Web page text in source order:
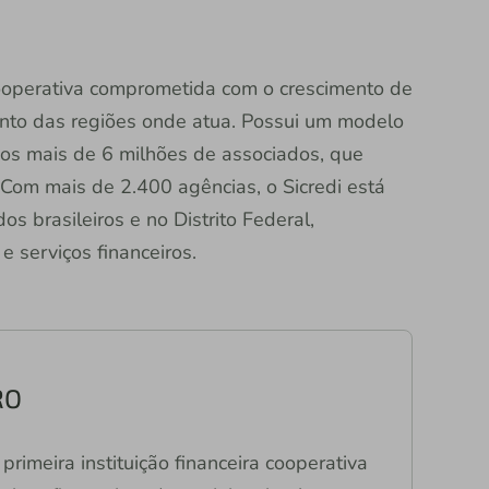
comprometida com o crescimento de
das regiões onde atua. Possui um modelo
mais de 6 milhões de associados, que
mais de 2.400 agências, o Sicredi está
brasileiros e no Distrito Federal,
serviços financeiros.
instituição financeira cooperativa